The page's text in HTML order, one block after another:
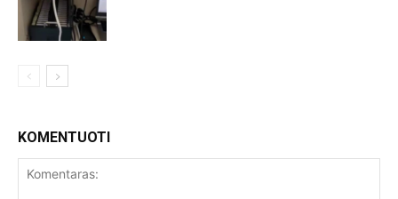
KOMENTUOTI